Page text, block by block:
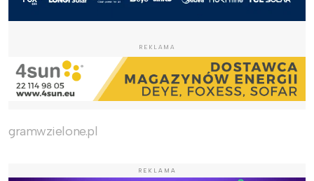
REKLAMA
gramwzielone.pl
REKLAMA